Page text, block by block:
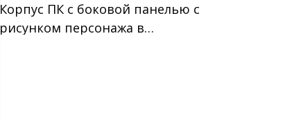
Корпус ПК с боковой панелью с
рисунком персонажа в